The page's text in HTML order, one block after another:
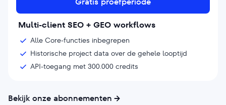
Multi-client SEO + GEO workflows
Alle Core-functies inbegrepen
Historische project data over de gehele looptijd
API-toegang met 300.000 credits
Bekijk onze abonnementen